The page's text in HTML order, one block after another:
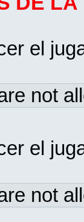
el
not
el
not